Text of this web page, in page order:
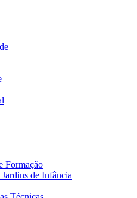
Formação
de Infância